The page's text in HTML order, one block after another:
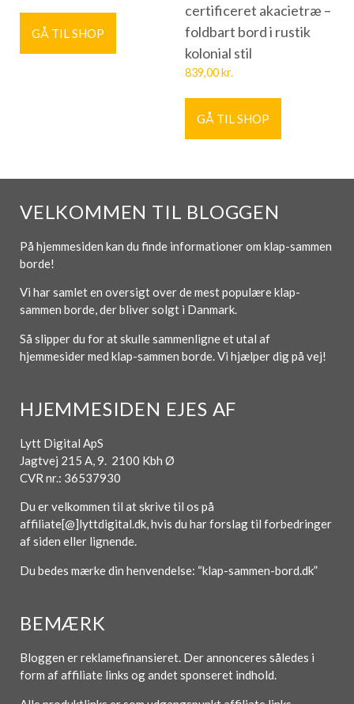
GÅ TIL SHOP
certificeret akacietræ –
foldbart bord i rustik
kolonial stil
839,00kr.
GÅ TIL SHOP
VELKOMMEN TIL BLOGGEN
På hjemmesiden kan du finde informationer om klap-sammen
borde!
Vi har samlet en oversigt over de mest populære klap-
sammen borde, der bliver solgt i Danmark.
Så slipper du for at skulle sammenligne et utal af
hjemmesider med klap-sammen borde. Vi hjælper dig på vej!
HJEMMESIDEN EJES AF
Lytt Digital ApS
Jagtvej 215 A, 9. 2100 Kbh Ø
CVR nr.: 36537930
Du er velkommen til at skrive til os på
affiliate[@]lyttdigital.dk, hvis du har forslag til forbedringer
af siden eller lignende.
Du bedes mærke din henvendelse: “klap-sammen-bord.dk”
BEMÆRK
Bloggen er reklamefinansieret. Der annonceres således i
form af affiliate links og andet sponseret indhold.